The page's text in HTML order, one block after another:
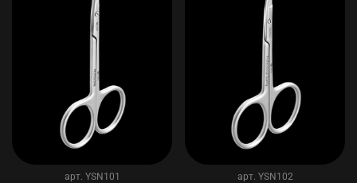
арт. YSN101 арт. YSN102